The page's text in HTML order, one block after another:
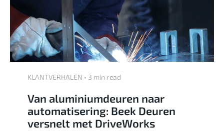
KLANTVERHALEN • 3 min read
Van aluminiumdeuren naar
automatisering: Beek Deuren
versnelt met DriveWorks